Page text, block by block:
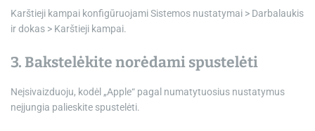
Karštieji kampai konfigūruojami Sistemos nustatymai > Darbalaukis
ir dokas > Karštieji kampai.
3. Bakstelėkite norėdami spustelėti
Neįsivaizduoju, kodėl „Apple“ pagal numatytuosius nustatymus
neįjungia palieskite spustelėti.